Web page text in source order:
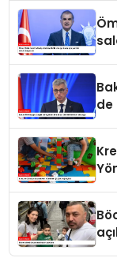
de